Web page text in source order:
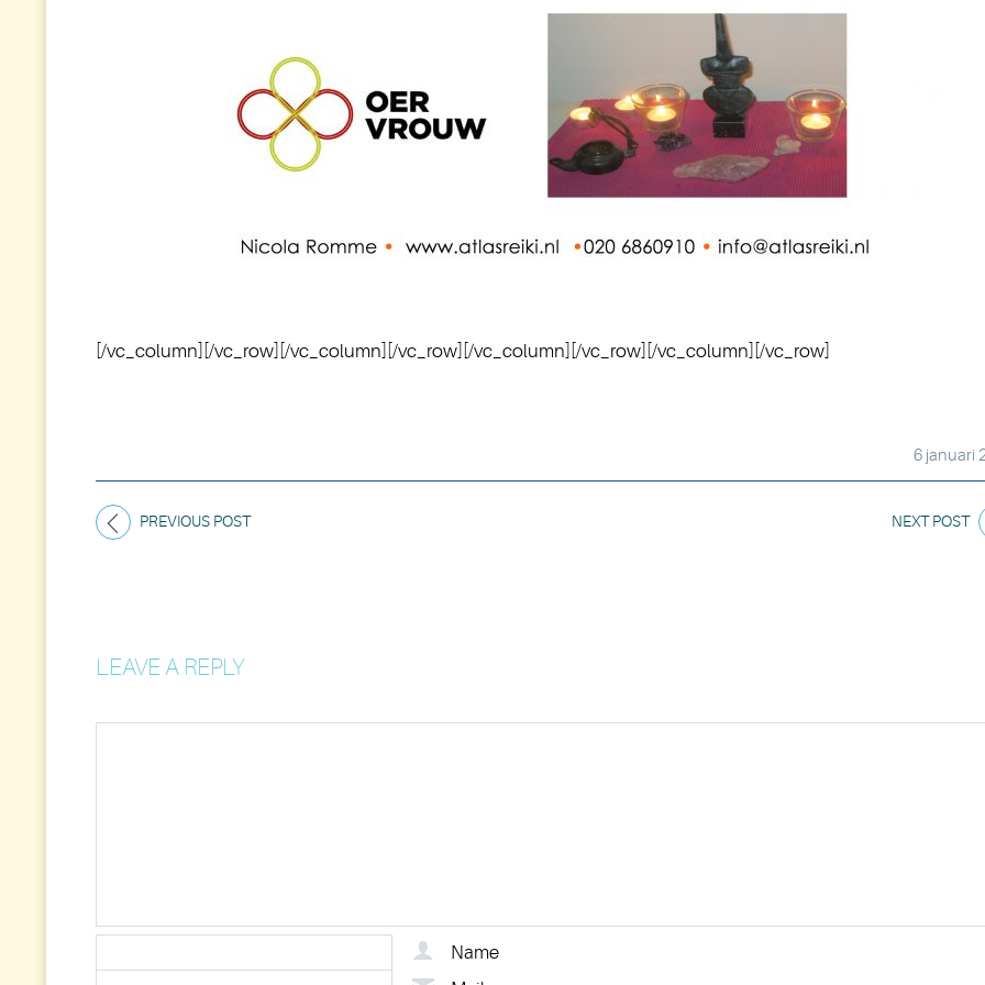
[/vc_column][/vc_row][/vc_column][/vc_row][/vc_column][/vc_row][/vc_column][/vc_row]
6 januari
PREVIOUS POST NEXT POST
LEAVE A REPLY
Name